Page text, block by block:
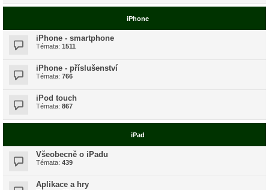
iPhone
iPhone - smartphone
Témata: 1511
iPhone - příslušenství
Témata: 766
iPod touch
Témata: 867
iPad
Všeobecně o iPadu
Témata: 439
Aplikace a hry